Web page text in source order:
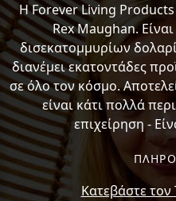
H Forever Living
Rex Maughan.
δισεκατομμυρίων
διανέμει εκατοντάδες
σε όλο τον κόσμο.
είναι κάτι πολλά
επιχείρηση -
Κατεβάστε τον